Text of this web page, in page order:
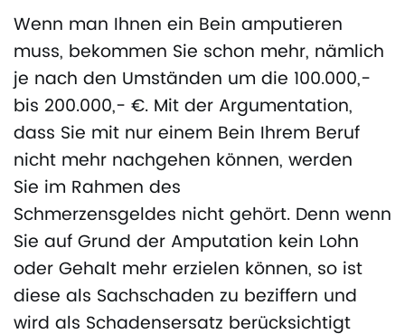
Wenn man Ihnen ein Bein amputieren
muss, bekommen Sie schon mehr, nämlich
je nach den Umständen um die 100.000,-
bis 200.000,- €. Mit der Argumentation,
dass Sie mit nur einem Bein Ihrem Beruf
nicht mehr nachgehen können, werden
Sie im Rahmen des
Schmerzensgeldes nicht gehört. Denn wenn
Sie auf Grund der Amputation kein Lohn
oder Gehalt mehr erzielen können, so ist
diese als Sachschaden zu beziffern und
wird als Schadensersatz berücksichtigt